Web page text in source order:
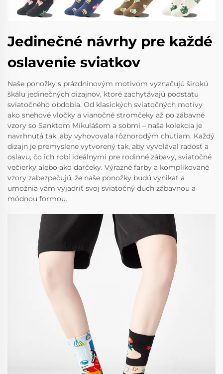
Jedinečné návrhy pre každé
oslavenie sviatkov
Naše ponožky s prázdninovým motivom vyznačujú širokú
škálu jedinečných dizajnov, ktoré zachytávajú podstatu
sviatočného obdobia. Od klasických sviatočných motívy
ako snehové vločky a vianočné stromčeky až po zábavné
vzory so Sanktom Mikulášom a sobmi – naša kolekcia je
navrhnutá tak, aby vyhovovala rôznorodým chutiam. Každý
dizajn je premyslene vytvorený tak, aby vyvolával radosť a
oslavu, čo ich robí ideálnymi pre rodinné zábavy, sviatočné
večierky alebo ako darčeky. Výrazné farby a komplikované
vzory zabezpečujú, že naše ponožky budú vynikať a
umožnia vám vyjadriť svoj sviatočný duch zábavnou a
módnou formou.